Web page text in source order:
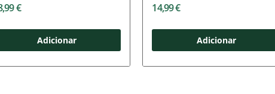
€
Adicionar
14,99 €
Adicionar